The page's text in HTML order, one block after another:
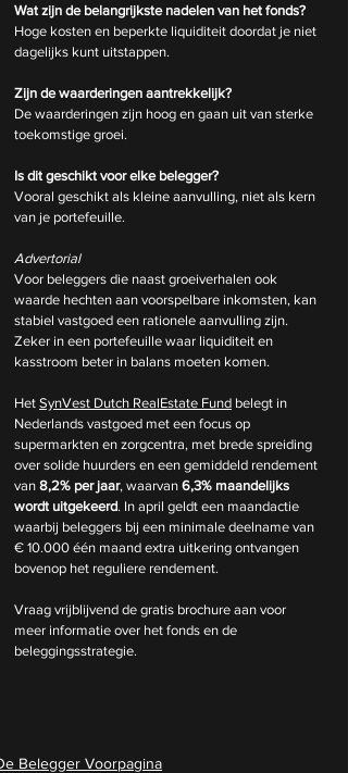
Wat zijn de belangrijkste nadelen van het fonds?
Hoge kosten en beperkte liquiditeit doordat je niet
dagelijks kunt uitstappen.
Zijn de waarderingen aantrekkelijk?
De waarderingen zijn hoog en gaan uit van sterke
toekomstige groei.
Is dit geschikt voor elke belegger?
Vooral geschikt als kleine aanvulling, niet als kern
van je portefeuille.
Advertorial
Voor beleggers die naast groeiverhalen ook
waarde hechten aan voorspelbare inkomsten, kan
stabiel vastgoed een rationele aanvulling zijn.
Zeker in een portefeuille waar liquiditeit en
kasstroom beter in balans moeten komen.
Het SynVest Dutch RealEstate Fund belegt in
Nederlands vastgoed met een focus op
supermarkten en zorgcentra, met brede spreiding
over solide huurders en een gemiddeld rendement
van 8,2% per jaar, waarvan 6,3% maandelijks
wordt uitgekeerd. In april geldt een maandactie
waarbij beleggers bij een minimale deelname van
€ 10.000 één maand extra uitkering ontvangen
bovenop het reguliere rendement.
Vraag vrijblijvend de gratis brochure aan voor
meer informatie over het fonds en de
beleggingsstrategie.
Belegger Voorpagina